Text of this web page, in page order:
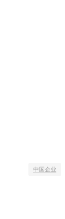
中国企业